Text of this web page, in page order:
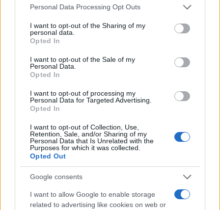
Please note that this website/app uses one or more Google
not limited to your visit or usage behaviour. You may click to
grant or deny consent to Google and its third-party tags to
use your data for below specified purposes in below Google
consent section.
Personal Data Processing Opt Outs
I want to opt-out of the Sharing of my
personal data.
Opted In
I want to opt-out of the Sale of my
Personal Data.
Opted In
I want to opt-out of processing my
Personal Data for Targeted Advertising.
Opted In
I want to opt-out of Collection, Use,
Retention, Sale, and/or Sharing of my
Personal Data that Is Unrelated with the
Purposes for which it was collected.
Opted Out
Google consents
I want to allow Google to enable storage
related to advertising like cookies on web or
της Ζωής μας
Οι άνθρωποι, οι αυθεντικές ιστορίες,
πολιτισμός που μας ενώνει κάθε μέρα.
ΓΙΑ ΤΟ ΚΑΛΟΚΑΙΡΙ ΣΟΥ →